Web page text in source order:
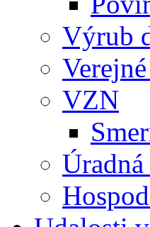
Výrub
VZN